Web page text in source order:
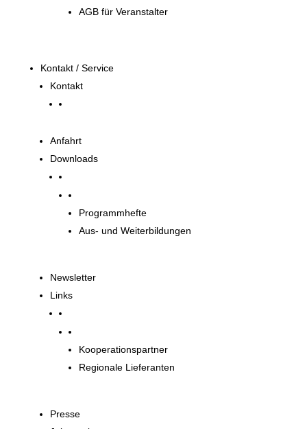
AGB für Veranstalter
Kontakt / Service
Kontakt
Anfahrt
Downloads
Programmhefte
Aus- und Weiterbildungen
Newsletter
Links
Kooperationspartner
Regionale Lieferanten
Presse